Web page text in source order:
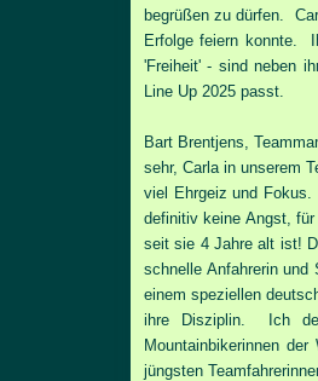
begrüßen zu dürfen.
Erfolge feiern konnte.
'Freiheit' - sind neben
Line Up 2025 passt.
Bart Brentjens,
sehr, Carla in unserem
viel Ehrgeiz und Fokus.
definitiv keine Angst,
seit sie 4 Jahre alt ist!
schnelle Anfahrerin
einem speziellen
ihre Disziplin. Ich
Mountainbikerinnen
jüngsten